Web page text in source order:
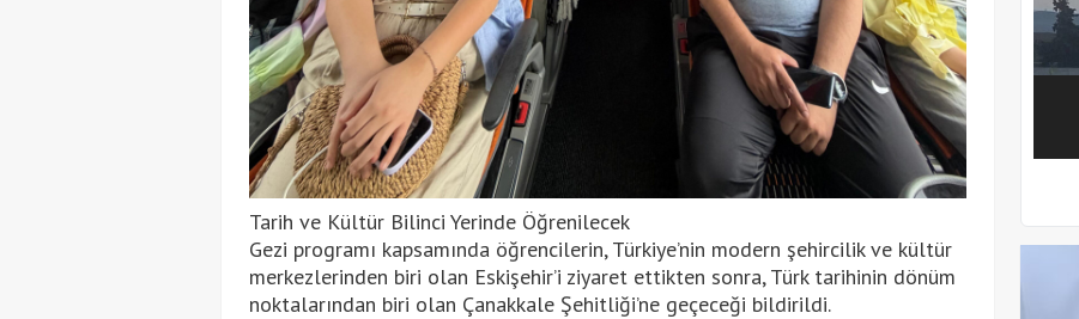
Tarih ve Kültür Bilinci Yerinde Öğrenilecek
Gezi programı kapsamında öğrencilerin, Türkiye’nin modern şehircilik ve kültür
merkezlerinden biri olan Eskişehir’i ziyaret ettikten sonra, Türk tarihinin dönüm
noktalarından biri olan Çanakkale Şehitliği’ne geçeceği bildirildi.
1 2